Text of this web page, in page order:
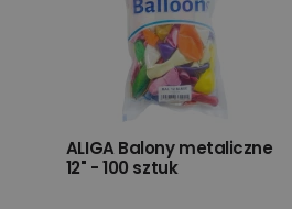
ALIGA Balony metaliczne
12" - 100 sztuk